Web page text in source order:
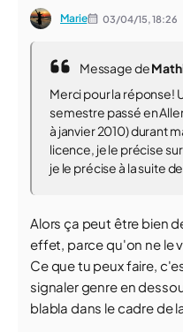
Marie 03/04/15,18:26
Message de
Merci pour la réponse!
semestre passé en
à janvier 2010) durant
licence, je le précise
je le précise à la suite
Alors ça peut être bien
effet, parce qu'on ne le
Ce que tu peux faire,
signaler genre en
blabla dans le cadre de